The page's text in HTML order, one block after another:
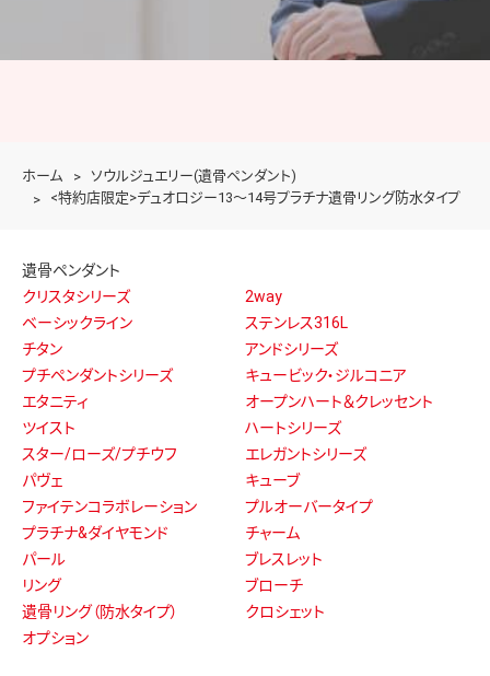
ホーム
ソウルジュエリー(遺骨ペンダント)
<特約店限定>デュオロジー13～14号プラチナ遺骨リング防水タイプ
遺骨ペンダント
クリスタシリーズ
2way
ベーシックライン
ステンレス316L
チタン
アンドシリーズ
プチペンダントシリーズ
キュービック・ジルコニア
エタニティ
オープンハート＆クレッセント
ツイスト
ハートシリーズ
スター/ローズ/プチウフ
エレガントシリーズ
パヴェ
キューブ
ファイテンコラボレーション
プルオーバータイプ
プラチナ&ダイヤモンド
チャーム
パール
ブレスレット
リング
ブローチ
遺骨リング（防水タイプ）
クロシェット
オプション